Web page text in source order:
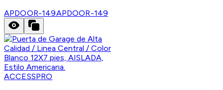
APDOOR-149APDOOR-149
ACCESSPRO